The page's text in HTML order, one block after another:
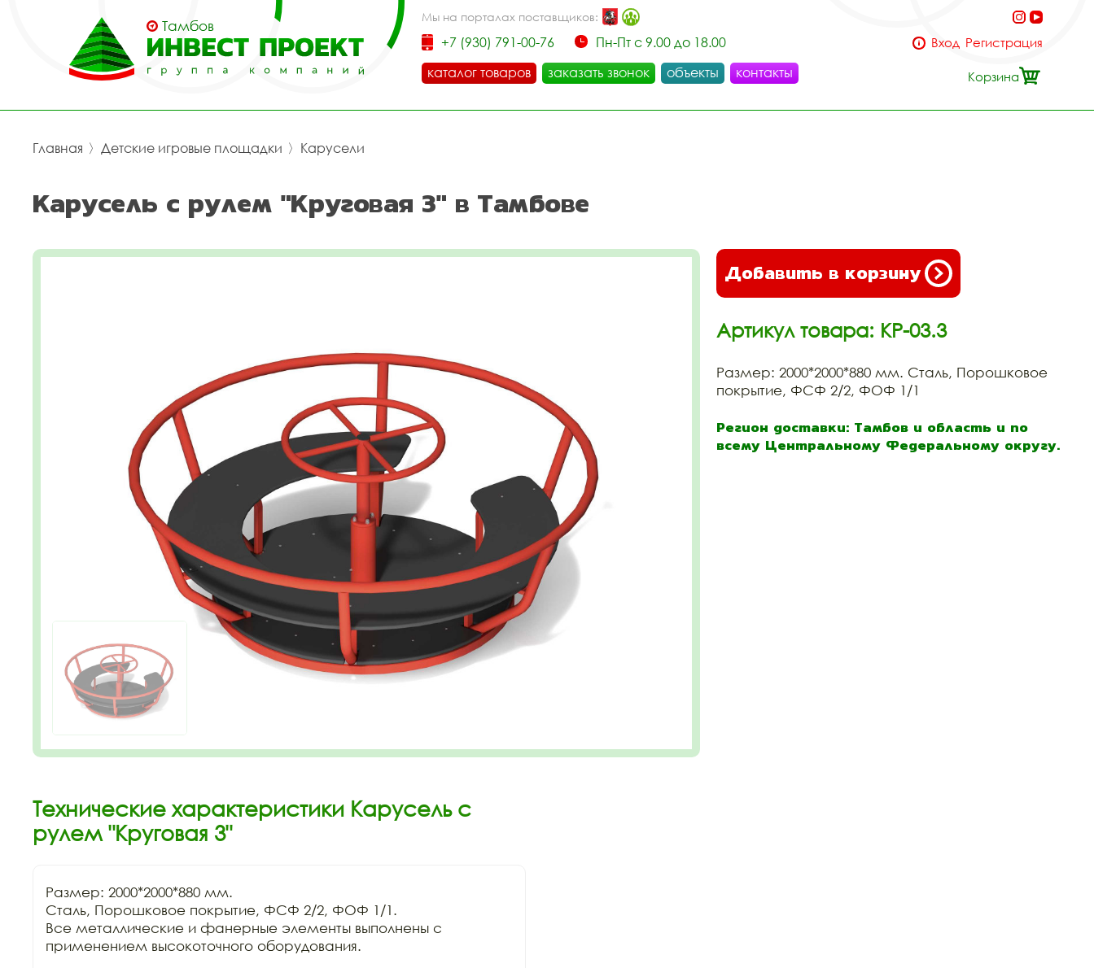
Тамбов
Мы на порталах поставщиков:
+7 (930) 791-00-76
Пн-Пт с 9.00 до 18.00
каталог товаров
заказать звонок объекты контакты
Вход Регистрация
Корзина
Главная 〉 Детские игровые площадки 〉 Карусели
Карусель с рулем "Круговая 3" в Тамбове
Добавить в корзину
Артикул товара: КР-03.3
Размер: 2000*2000*880 мм. Сталь, Порошковое
покрытие, ФСФ 2/2, ФОФ 1/1
Регион доставки: Тамбов и область и по
всему Центральному Федеральному округу.
Технические характеристики Карусель с
рулем "Круговая 3"
Размер: 2000*2000*880 мм.
Сталь, Порошковое покрытие, ФСФ 2/2, ФОФ 1/1.
Все металлические и фанерные элементы выполнены с
применением высокоточного оборудования.